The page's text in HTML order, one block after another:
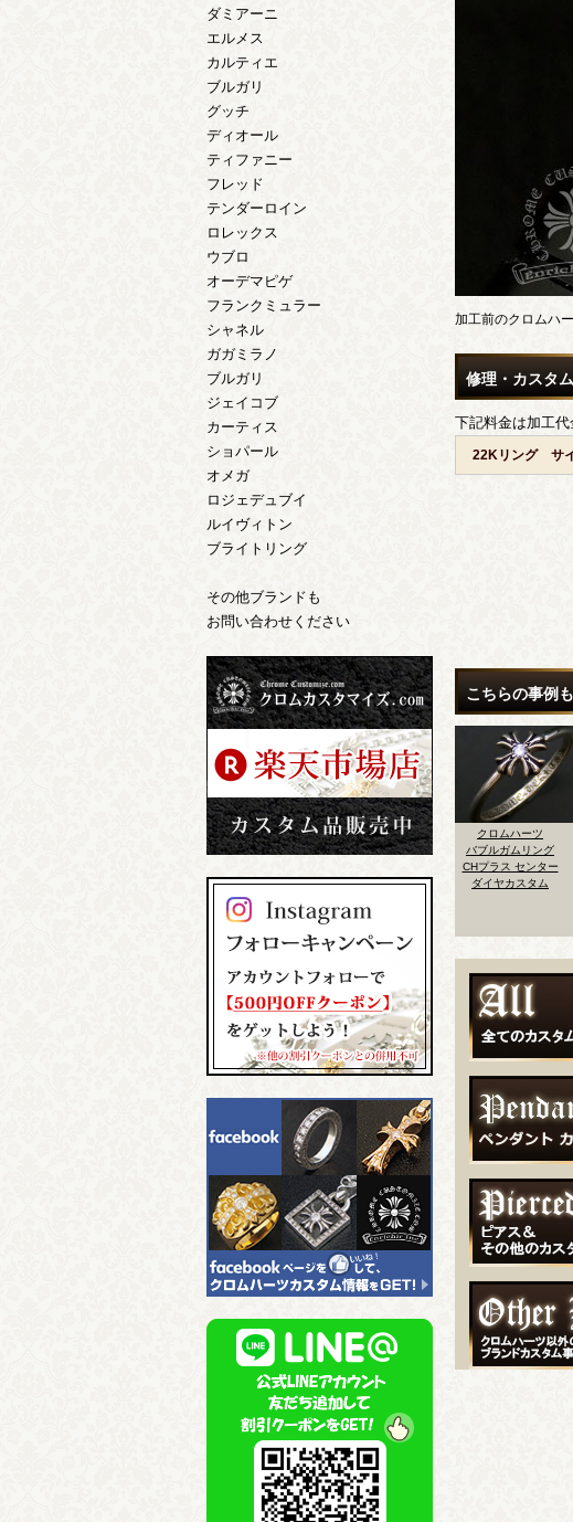
加工前のクロムハ
修理・カスタ
下記料金は加工
22Kリング サ
こちらの事例
クロムハーツ
バブルガムリング3ス
ム
クロムハーツ
バブルガムリング
ダイヤカスタム
クロムハーツ
バブルガムリング ピ
ラミッド CHプラス
パヴェダイヤカスタ
ダミアーニ
エルメス
カルティエ
ブルガリ
グッチ
ディオール
ティファニー
フレッド
テンダーロイン
ロレックス
ウブロ
オーデマピゲ
フランクミュラー
シャネル
ガガミラノ
ブルガリ
ジェイコブ
カーティス
ショパール
オメガ
ロジェデュブイ
ルイヴィトン
ブライトリング
その他ブランドも
お問い合わせください